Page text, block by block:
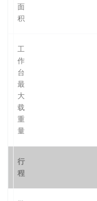
面
积
工
作
台
最
大
载
重
量
行
程